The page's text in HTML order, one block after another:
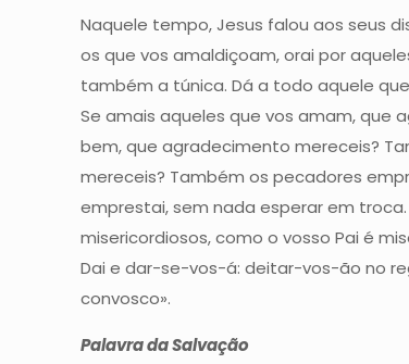
Naquele tempo, Jesus falou aos seus
os que vos amaldiçoam, orai por
também a túnica. Dá a todo aquele
Se amais aqueles que vos amam, que
bem, que agradecimento mereceis?
mereceis? Também os pecadores
emprestai, sem nada esperar em
misericordiosos, como o vosso Pai é
Dai e dar-se-vos-á: deitar-vos-ão no
convosco».
Palavra da Salvação